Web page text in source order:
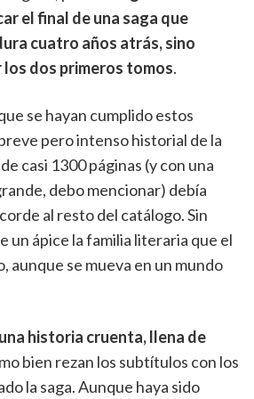
el final de una saga que
cuatro años atrás, sino
dos primeros tomos.
se hayan cumplido estos
pero intenso historial de la
casi 1300 páginas (y con una
debo mencionar) debía
al resto del catálogo. Sin
un ápice la familia literaria que el
aunque se mueva en un mundo
una historia cruenta, llena de
bien rezan los subtítulos con los
la saga. Aunque haya sido